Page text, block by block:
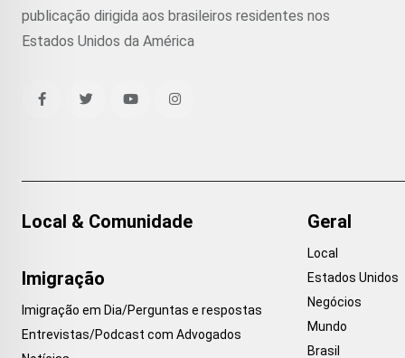
publicação dirigida aos brasileiros residentes nos
Estados Unidos da América
Local & Comunidade
Imigração
Imigração em Dia/Perguntas e respostas
Entrevistas/Podcast com Advogados
Geral
Local
Estados Unidos
Negócios
Mundo
Brasil